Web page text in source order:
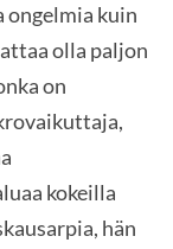
ongelmia kuin
olla paljon
on
kokeilla
hän